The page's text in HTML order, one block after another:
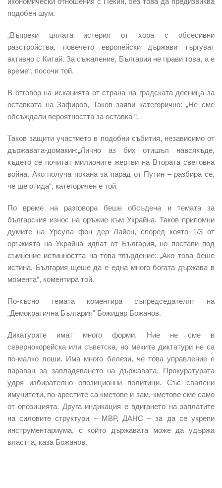
подобен шум.
„Въпреки цялата истерия от хора с обсесивни
разстройства, повечето европейски държави търгуват
активно с Китай. За съжаление, България не прави това, а е
време“, посочи той.
В отговор на исканията от страна на градската десница за
оставката на Зафиров, Таков заяви категорично:„Не сме
обсъждали вероятността за оставка “.
Таков защити участието в подобни събития, независимо от
държавата-домакин:„Лично аз бих отишъл навсякъде,
където се почитат милионите жертви на Втората световна
война. Ако получа покана за парад от Путин – разбира се,
че ще отида“, категоричен е той.
По време на разговора беше обсъдена и темата за
българския износ на оръжие към Украйна. Таков припомни
думите на Урсула фон дер Лайен, според която 1/3 от
оръжията на Украйна идват от България, но постави под
съмнение истинността на това твърдение: „Ако това беше
истина, България щеше да е една много богата държава в
момента“, коментира той.
По-късно темата коментира съпредседателят на
„Демократична България” Божидар Божанов.
Дикатурите имат много форми. Ние не сме в
севернокорейска или съветска, но меките диктатури не са
по-малко лоши. Има много белези, че това управление е
параван за завладяването на държавата. Прокуратурата
удря избирателно опозиционни политици. Със свалени
имунитети, по арестите са кметове и зам.-кметове сме само
от опозицията. Друга индикация е вдигането на заплатите
на силовите структури – МВР, ДАНС – за да се укрепи
инструментариума, с който държавата може да удържа
властта, каза Божанов.